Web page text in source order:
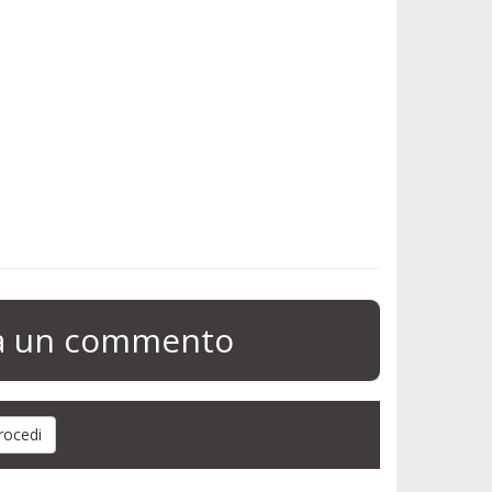
un commento